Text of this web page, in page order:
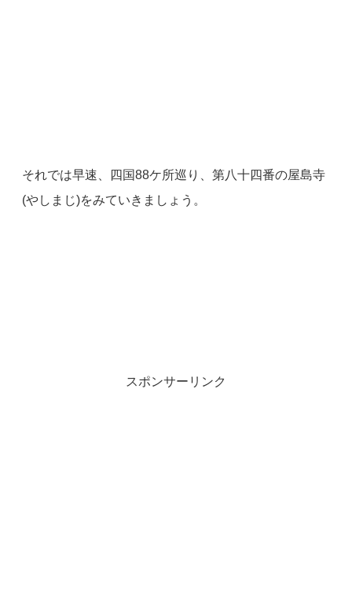
それでは早速、四国88ケ所巡り、第八十四番の屋島寺
(やしまじ)をみていきましょう。
スポンサーリンク